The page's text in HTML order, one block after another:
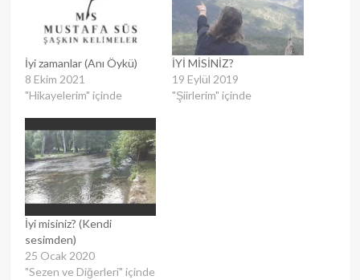
İyi zamanlar (Anı Öykü)
8 Ekim 2021
"Hikayelerim" içinde
İYİ MİSİNİZ?
19 Eylül 2019
"Şiirlerim" içinde
İyi misiniz? (Kendi
sesimden)
25 Ocak 2020
"Sezen ve Diğerleri" içinde